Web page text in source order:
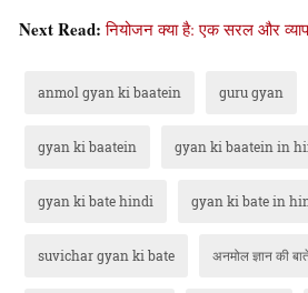
Next Read:नियोजन क्या है: एक सरल और
anmol gyan ki baatein guru gyan
gyan ki baatein gyan ki baatein in
gyan ki bate hindi gyan ki bate in
suvichar gyan ki bate अनमोल ज्ञान की